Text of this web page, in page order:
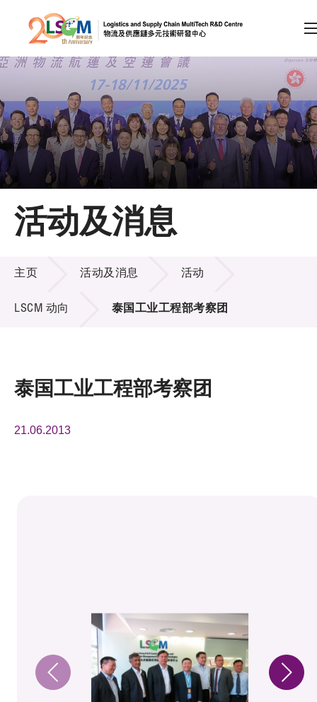
跳到内容（按回车键）
会员登录
A A EN 繁 简
主页
关于LSCM
技术商品化
项目及资助计划
活动及消息
活动及消息
活动及消息
主页 活动及消息 活动
LSCM 动向 泰国工业工程部考察团
泰国工业工程部考察团
21.06.2013